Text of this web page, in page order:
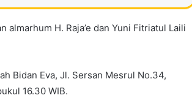
almarhum H. Raja’e dan Yuni Fitriatul Laili
Bidan Eva, Jl. Sersan Mesrul No.34,
16.30 WIB.